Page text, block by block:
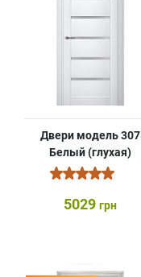
Двери модель 307
Белый (глухая)
5029 грн